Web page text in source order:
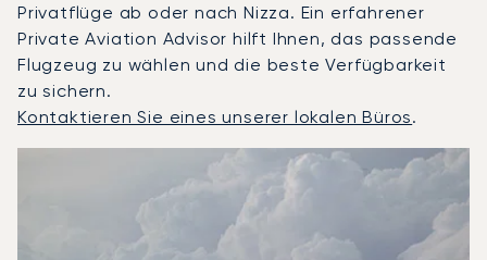
Privatflüge ab oder nach Nizza. Ein erfahrener
Private Aviation Advisor hilft Ihnen, das passende
Flugzeug zu wählen und die beste Verfügbarkeit
zu sichern.
Kontaktieren Sie eines unserer lokalen Büros.
Flugzeugmodell
Geschwindigkeit (km/h)
Geschwindigkeit (Knoten)